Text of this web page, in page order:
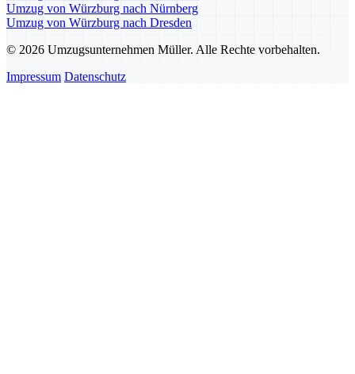
Umzug von Würzburg nach Nürnberg
Umzug von Würzburg nach Dresden
© 2026 Umzugsunternehmen Müller. Alle Rechte vorbehalten.
Impressum Datenschutz